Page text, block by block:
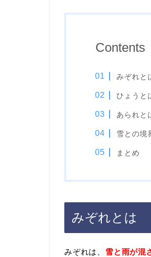
Contents
みぞれと
ひょうと
あられと
雪との境
まとめ
みぞれとは
みぞれは、 雪と雨が混